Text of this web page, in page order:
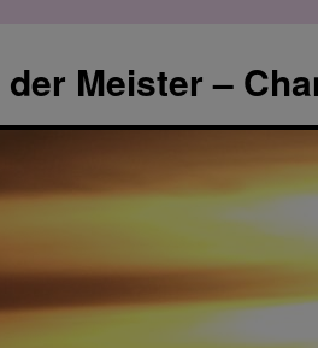
Meister –